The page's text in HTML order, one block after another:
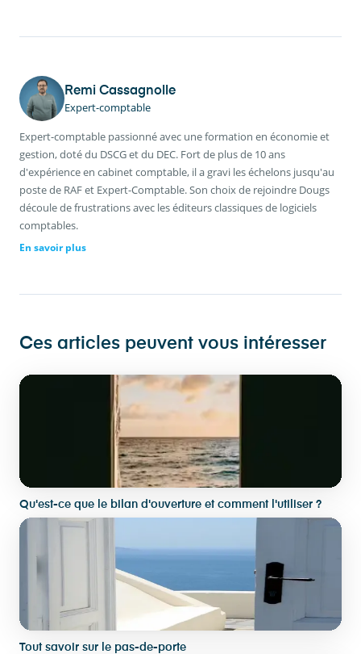
Remi Cassagnolle
Expert-comptable
Expert-comptable passionné avec une formation en économie et
gestion, doté du DSCG et du DEC. Fort de plus de 10 ans
d'expérience en cabinet comptable, il a gravi les échelons jusqu'au
poste de RAF et Expert-Comptable. Son choix de rejoindre Dougs
découle de frustrations avec les éditeurs classiques de logiciels
comptables.
En savoir plus
Ces articles peuvent vous intéresser
Qu'est-ce que le bilan d'ouverture et comment l'utiliser ?
Tout savoir sur le pas-de-porte